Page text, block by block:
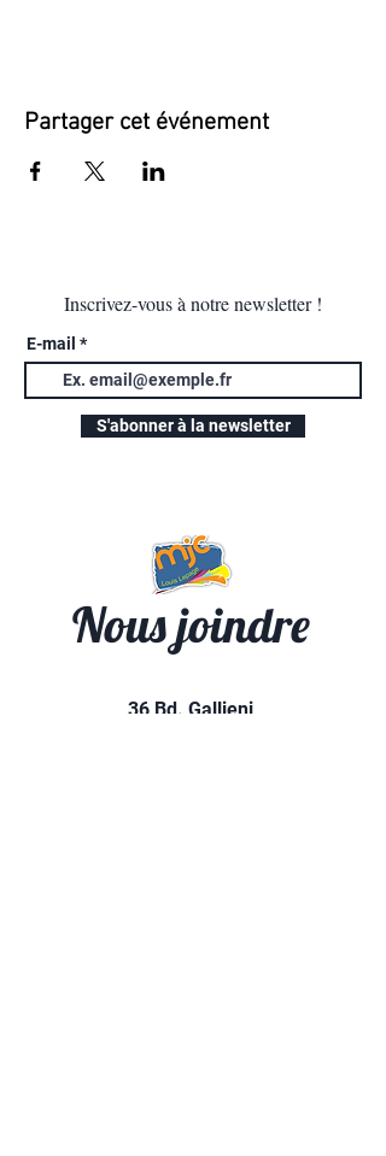
Partager cet événement
Inscrivez-vous à notre newsletter !
E-mail
S'abonner à la newsletter
Nous joindre
36 Bd. Gallieni,